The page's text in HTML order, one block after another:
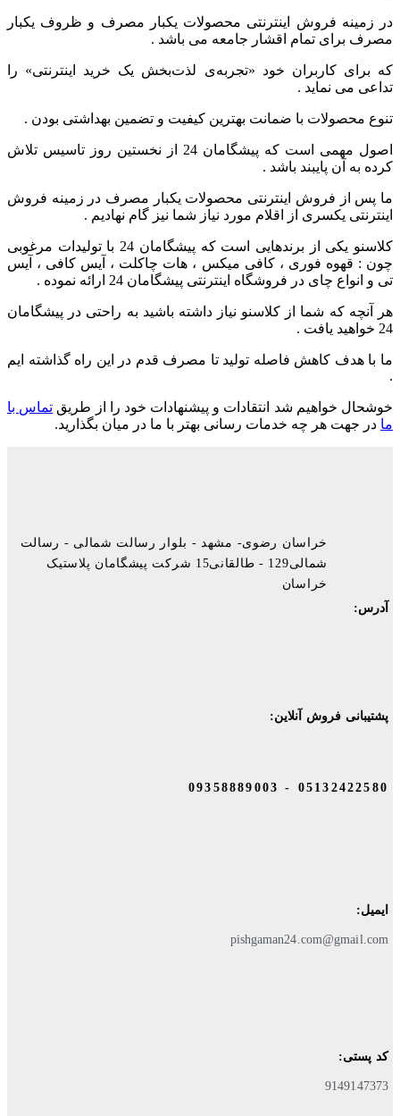
در زمینه فروش اینترنتی محصولات یکبار مصرف و ظروف یکبار
مصرف برای تمام اقشار جامعه می باشد .
که برای کاربران خود «تجربه‌ی لذت‌بخش یک خرید اینترنتی» را
تداعی می‌ نماید .
تنوع محصولات با ضمانت بهترین کیفیت و تضمین بهداشتی بودن .
اصول مهمی است که پیشگامان 24 از نخستین روز تاسیس تلاش
کرده به آن پایبند باشد .
ما پس از فروش اینترنتی محصولات یکبار مصرف در زمینه فروش
اینترنتی یکسری از اقلام مورد نیاز شما نیز گام نهادیم .
کلاسنو یکی از برندهایی است که پیشگامان 24 با تولیدات مرغوبی
چون : قهوه فوری ، کافی میکس ، هات چاکلت ، آیس کافی ، آیس
تی و انواع چای در فروشگاه اینترنتی پیشگامان 24 ارائه نموده .
هر آنچه که شما از کلاسنو نیاز داشته باشید به راحتی در پیشگامان
24 خواهید یافت .
ما با هدف کاهش فاصله تولید تا مصرف قدم در این راه گذاشته ایم
.
خوشحال خواهیم شد انتقادات و پیشنهادات خود را از طریق تماس با
ما در جهت هر چه خدمات رسانی بهتر با ما در میان بگذارید.
آدرس:
خراسان رضوی- مشهد - بلوار رسالت شمالی - رسالت
شمالی129 - طالقانی15 شرکت پیشگامان پلاستیک
خراسان
پشتیبانی فروش آنلاین:
05132422580 - 09358889003
ایمیل:
pishgaman24.com@gmail.com
کد پستی:
9149147373